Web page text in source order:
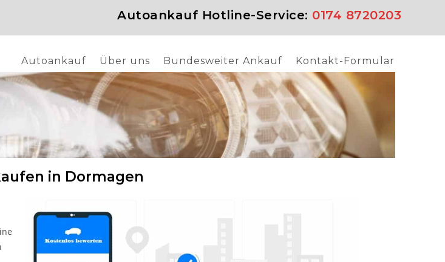
Autoankauf Hotline-Service: 0174 8720203
Autoankauf Über uns Bundesweiter Ankauf Kontakt-Formular
in Dormagen